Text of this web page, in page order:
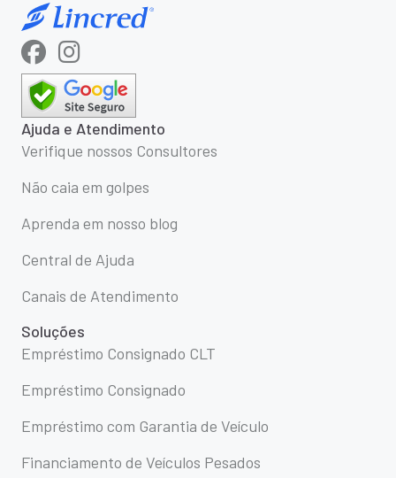
Ajuda e Atendimento
Verifique nossos Consultores
Não caia em golpes
Aprenda em nosso blog
Central de Ajuda
Canais de Atendimento
Soluções
Empréstimo Consignado CLT
Empréstimo Consignado
Empréstimo com Garantia de Veículo
Financiamento de Veículos Pesados